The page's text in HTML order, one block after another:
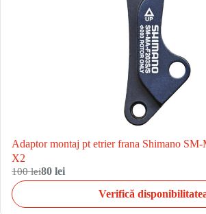
Adaptor montaj pt etrier frana Shimano
X2
100 lei80 lei
Verifică